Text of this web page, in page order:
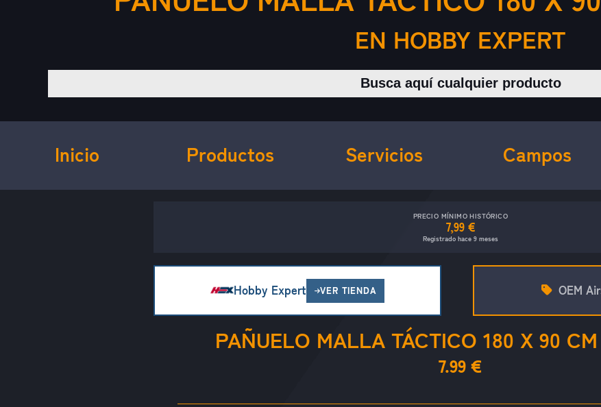
EN HOBBY EXPERT
Buscar productos
Inicio Productos Servicios Campos
PRECIO MÍNIMO HISTÓRICO
7,99 €
Registrado hace 9 meses
Hobby Expert VER TIENDA
PAÑUELO MALLA TÁCTICO 180 X 90
7.99 €
OEM